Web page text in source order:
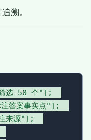
溯。
筛选 50 个"];
答案事实点"];
注来源"];